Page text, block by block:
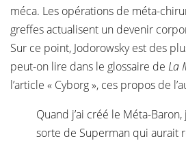
méca. Les opérations de méta-
greffes actualisent un devenir
Sur ce point, Jodorowsky est des
peut-on lire dans le glossaire de La
l’article « Cyborg », ces propos de
Quand j’ai créé le Méta-
sorte de Superman qui aurait